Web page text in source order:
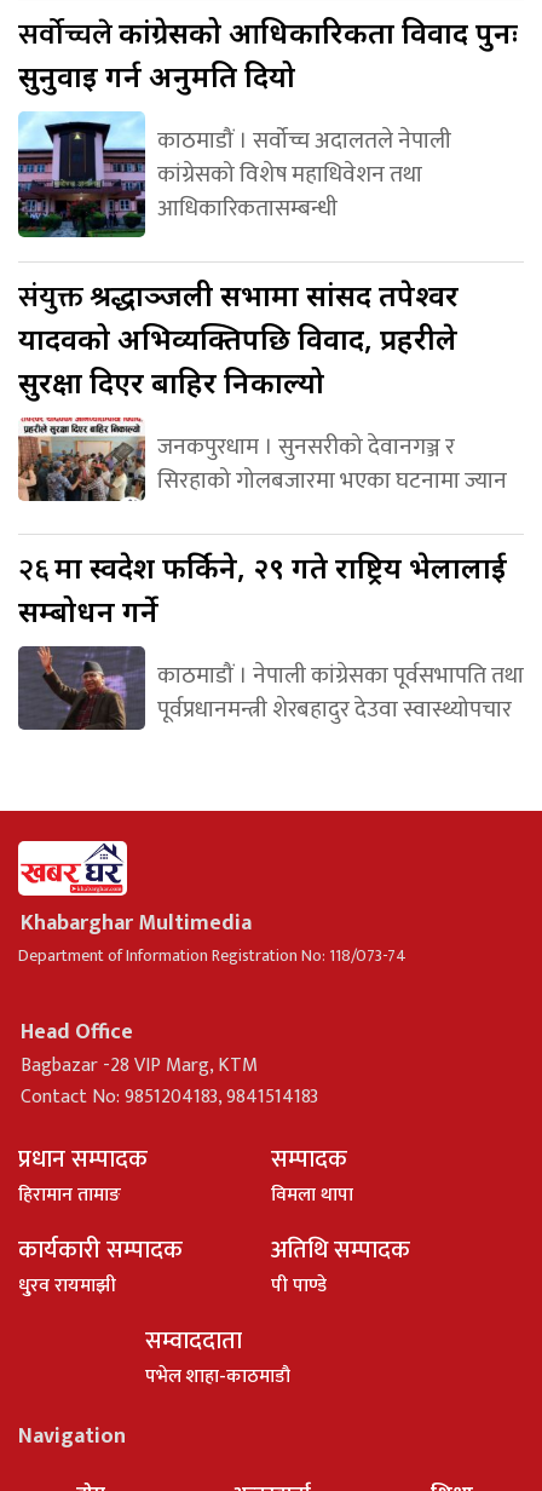
सर्वोच्चलेकांग्रेसको आधिकारिकता विवाद पुनः
सुनुवाइ गर्न अनुमति दियो
काठमाडौं । सर्वोच्च अदालतले नेपाली
कांग्रेसको विशेष महाधिवेशन तथा
आधिकारिकतासम्बन्धी
संयुक्तश्रद्धाञ्जली सभामा सांसद तपेश्वर
यादवको अभिव्यक्तिपछि विवाद, प्रहरीले
सुरक्षा दिएर बाहिर निकाल्यो
जनकपुरधाम । सुनसरीको देवानगञ्ज र
सिरहाको गोलबजारमा भएका घटनामा ज्यान
२६मा स्वदेश फर्किने, २९ गते राष्ट्रिय भेलालाई
सम्बोधन गर्ने
काठमाडौं । नेपाली कांग्रेसका पूर्वसभापति तथा
पूर्वप्रधानमन्त्री शेरबहादुर देउवा स्वास्थ्योपचार
Khabarghar Multimedia
Department of Information Registration No: 118/073-74
Head Office
Bagbazar -28 VIP Marg, KTM
Contact No: 9851204183, 9841514183
प्रधान सम्पादक
हिरामान तामाङ
सम्पादक
विमला थापा
कार्यकारी सम्पादक
धु्रव रायमाझी
अतिथि सम्पादक
पी पाण्डे
सम्वाददाता
पभेल शाहा-काठमाडौ
Navigation